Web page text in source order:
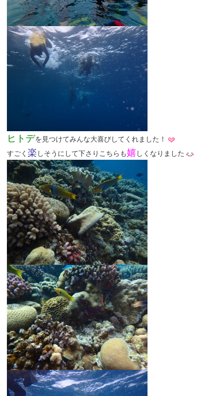
ヒトデを見つけてみんな大喜びしてくれました！
すごく 楽 しそうにして下さりこちらも嬉しくなりました